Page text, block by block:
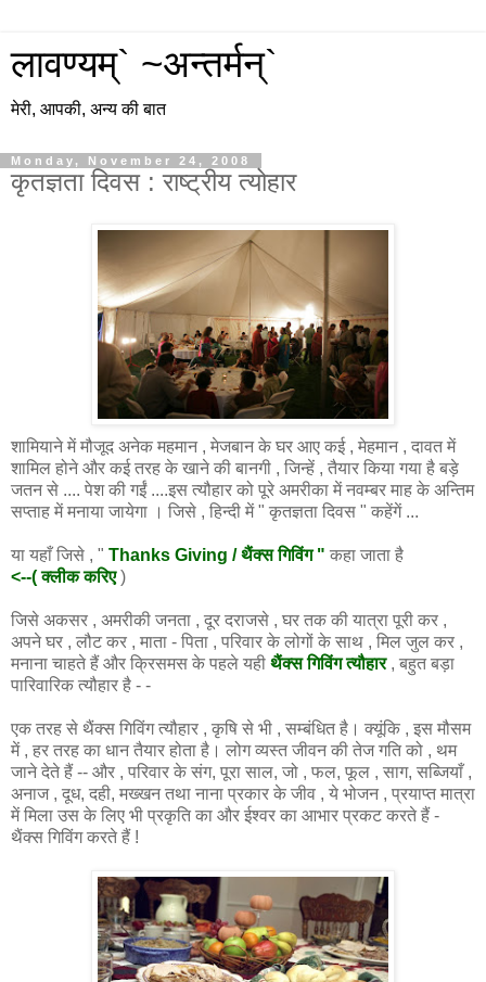
लावण्यम्` ~अन्तर्मन्`
मेरी, आपकी, अन्य की बात
Monday, November 24, 2008
कृतज्ञता दिवस : राष्ट्रीय त्योहार
शामियाने में मौजूद अनेक महमान , मेजबान के घर आए कई , मेहमान , दावत में
शामिल होने और कई तरह के खाने की बानगी , जिन्हें , तैयार किया गया है बड़े
जतन से .... पेश की गईं ....इस त्यौहार को पूरे अमरीका में नवम्बर माह के अन्तिम
सप्ताह में मनाया जायेगा । जिसे , हिन्दी में " कृतज्ञता दिवस " कहेंगें ...
या यहाँ जिसे , " Thanks Giving / थैंक्स गिविंग " कहा जाता है
<--( क्लीक करिए)
जिसे अकसर , अमरीकी जनता , दूर दराजसे , घर तक की यात्रा पूरी कर ,
अपने घर , लौट कर , माता - पिता , परिवार के लोगों के साथ , मिल जुल कर ,
मनाना चाहते हैं और क्रिसमस के पहले यही थैंक्स गिविंग त्यौहार, बहुत बड़ा
पारिवारिक त्यौहार है - -
एक तरह से थैंक्स गिविंग त्यौहार , कृषि से भी , सम्बंधित है। क्यूंकि , इस मौसम
में , हर तरह का धान तैयार होता है। लोग व्यस्त जीवन की तेज गति को , थम
जाने देते हैं -- और , परिवार के संग, पूरा साल, जो , फल, फूल , साग, सब्जियाँ ,
अनाज , दूध, दही, मख्खन तथा नाना प्रकार के जीव , ये भोजन , प्रयाप्त मात्रा
में मिला उस के लिए भी प्रकृति का और ईश्वर का आभार प्रकट करते हैं -
थैंक्स गिविंग करते हैं !